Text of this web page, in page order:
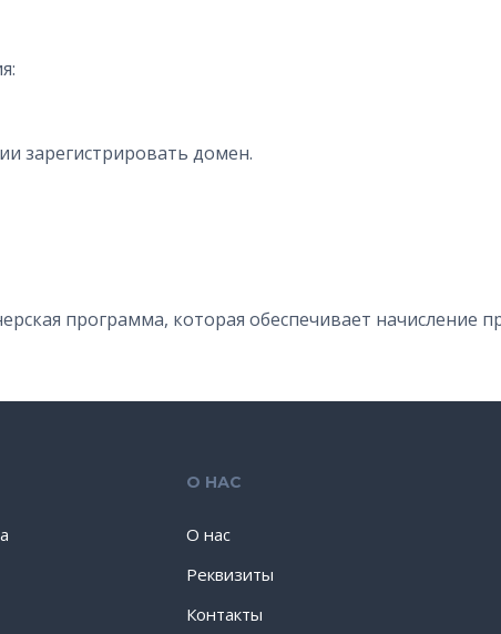
зарегистрировать домен.
программа, которая обеспечивает начисление
О НАС
О нас
Реквизиты
Контакты